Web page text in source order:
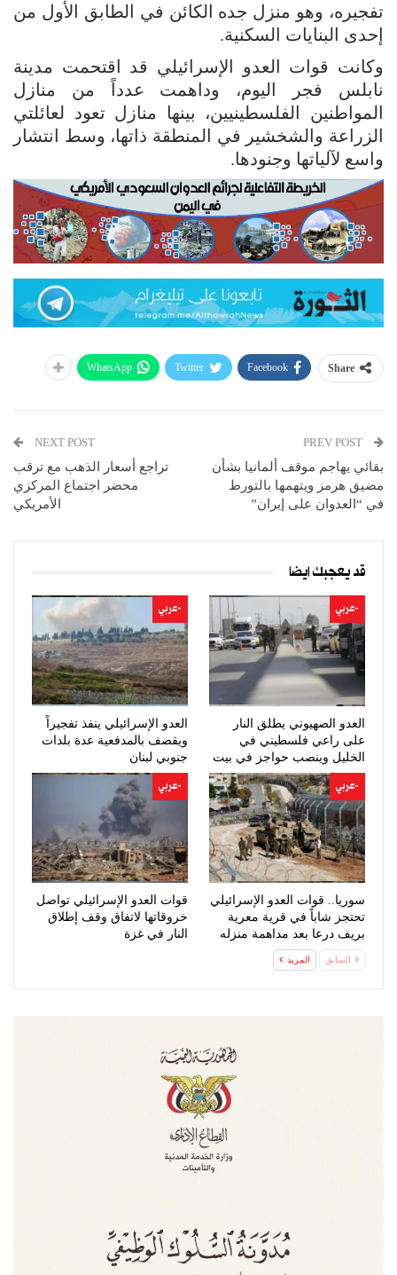
تفجيره، وهو منزل جده الكائن في الطابق الأول من
إحدى البنايات السكنية.
وكانت قوات العدو الإسرائيلي قد اقتحمت مدينة
نابلس فجر اليوم، وداهمت عدداً من منازل
المواطنين الفلسطينيين، بينها منازل تعود لعائلتي
الزراعة والشخشير في المنطقة ذاتها، وسط انتشار
واسع لآلياتها وجنودها.
Share
Facebook
Twitter
WhatsApp
بقائي يهاجم موقف ألمانيا بشأن
مضيق هرمز ويتهمها بالتورط
في “العدوان على إيران”
NEXT POST
تراجع أسعار الذهب مع ترقب
محضر اجتماع المركزي
الأمريكي
قد يعجبك ايضا
-عربي
العدو الصهيوني يطلق النار
على راعي فلسطيني في
الخليل وينصب حواجز في بيت
لحم
-عربي
العدو الإسرائيلي ينفذ تفجيراً
ويقصف بالمدفعية عدة بلدات
جنوبي لبنان
-عربي
سوريا.. قوات العدو الإسرائيلي
تحتجز شاباً في قرية معرية
بريف درعا بعد مداهمة منزله
-عربي
قوات العدو الإسرائيلي تواصل
خروقاتها لاتفاق وقف إطلاق
النار في غزة
السابق المزيد